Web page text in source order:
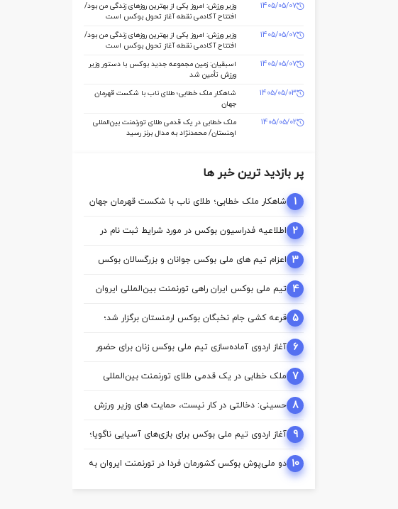
1405/05/07
وزیر ورزش: امروز یکی از بهترین روزهای زندگی من بود/
افتتاح آکادمی نقطه آغاز تحول بوکس است
1405/05/07
وزیر ورزش: امروز یکی از بهترین روزهای زندگی من بود/
افتتاح آکادمی نقطه آغاز تحول بوکس است
1405/05/07
اسبقیان: زمین مجموعه جدید بوکس با دستور وزیر
ورزش تأمین شد
1405/05/03
شاهکار ملک‌ خطابی؛ طلای ناب با شکست قهرمان
جهان
1405/05/02
ملک‌ خطابی در یک قدمی طلای تورنمنت بین‌المللی
ارمنستان/ محمدنژاد به مدال برنز رسید
پر بازدید ترین خبر ها
1 شاهکار ملک‌ خطابی؛ طلای ناب با شکست قهرمان جهان
2
اطلاعیه فدراسیون بوکس در مورد شرایط ثبت نام در
3 اعزام تیم ‌های ملی بوکس جوانان و بزرگسالان بوکس
4 تیم ملی بوکس ایران راهی تورنمنت بین‌المللی ایروان
5 قرعه‌ کشی جام نخبگان بوکس ارمنستان برگزار شد؛
6 آغاز اردوی آماده‌سازی تیم ملی بوکس زنان برای حضور
7 ملک‌ خطابی در یک قدمی طلای تورنمنت بین‌المللی
8 حسینی: دخالتی در کار نیست، حمایت های وزیر ورزش
حمایت دنیا مالی صاحب خانه می شود 9 آغاز اردوی تیم ملی بوکس برای بازی‌های آسیایی ناگویا؛
10 دو ملی‌پوش بوکس کشورمان فردا در تورنمنت ایروان به